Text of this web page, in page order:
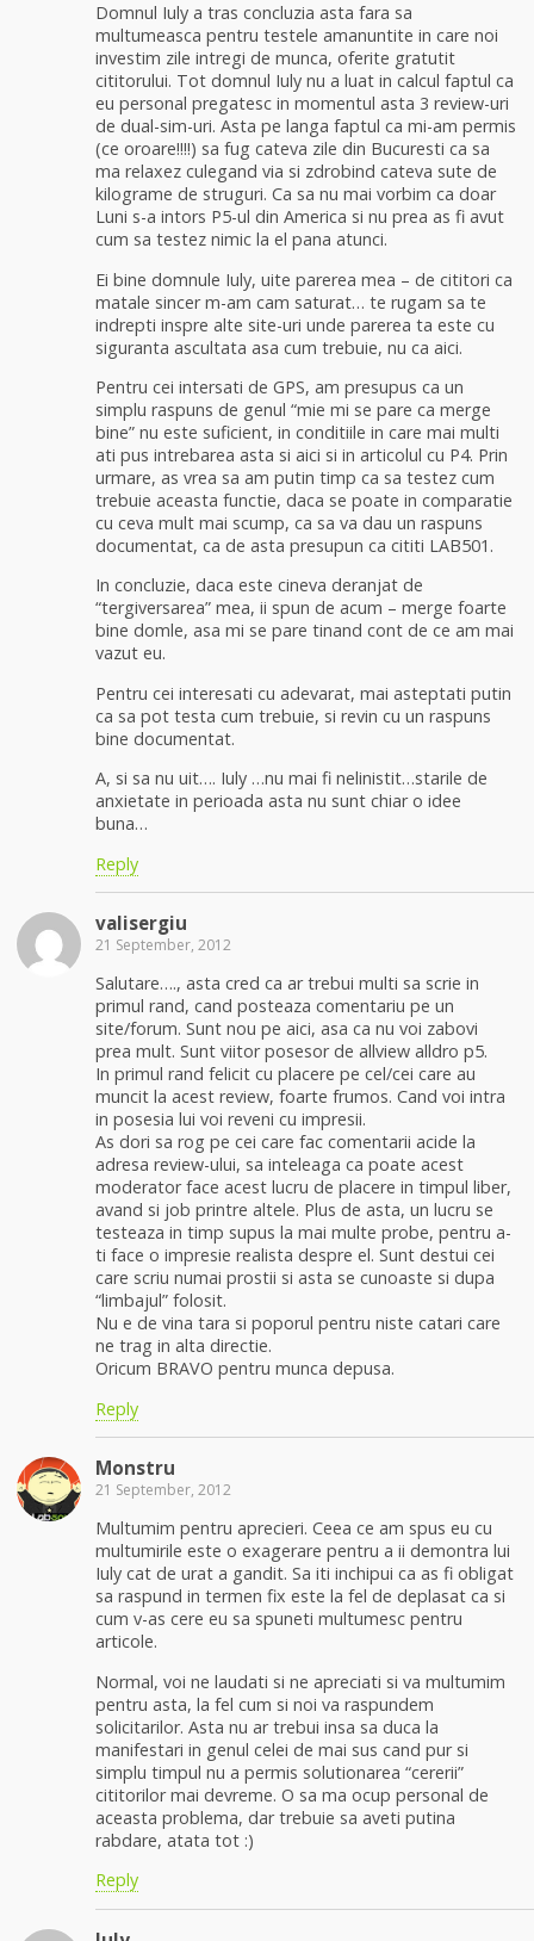
Domnul Iuly a tras concluzia asta fara sa
multumeasca pentru testele amanuntite in care noi
investim zile intregi de munca, oferite gratutit
cititorului. Tot domnul Iuly nu a luat in calcul faptul ca
eu personal pregatesc in momentul asta 3 review-uri
de dual-sim-uri. Asta pe langa faptul ca mi-am permis
(ce oroare!!!!) sa fug cateva zile din Bucuresti ca sa
ma relaxez culegand via si zdrobind cateva sute de
kilograme de struguri. Ca sa nu mai vorbim ca doar
Luni s-a intors P5-ul din America si nu prea as fi avut
cum sa testez nimic la el pana atunci.
Ei bine domnule Iuly, uite parerea mea – de cititori ca
matale sincer m-am cam saturat… te rugam sa te
indrepti inspre alte site-uri unde parerea ta este cu
siguranta ascultata asa cum trebuie, nu ca aici.
Pentru cei intersati de GPS, am presupus ca un
simplu raspuns de genul “mie mi se pare ca merge
bine” nu este suficient, in conditiile in care mai multi
ati pus intrebarea asta si aici si in articolul cu P4. Prin
urmare, as vrea sa am putin timp ca sa testez cum
trebuie aceasta functie, daca se poate in comparatie
cu ceva mult mai scump, ca sa va dau un raspuns
documentat, ca de asta presupun ca cititi LAB501.
In concluzie, daca este cineva deranjat de
“tergiversarea” mea, ii spun de acum – merge foarte
bine domle, asa mi se pare tinand cont de ce am mai
vazut eu.
Pentru cei interesati cu adevarat, mai asteptati putin
ca sa pot testa cum trebuie, si revin cu un raspuns
bine documentat.
A, si sa nu uit…. Iuly …nu mai fi nelinistit…starile de
anxietate in perioada asta nu sunt chiar o idee
buna…
Reply
valisergiu
21 September, 2012
Salutare…., asta cred ca ar trebui multi sa scrie in
primul rand, cand posteaza comentariu pe un
site/forum. Sunt nou pe aici, asa ca nu voi zabovi
prea mult. Sunt viitor posesor de allview alldro p5.
In primul rand felicit cu placere pe cel/cei care au
muncit la acest review, foarte frumos. Cand voi intra
in posesia lui voi reveni cu impresii.
As dori sa rog pe cei care fac comentarii acide la
adresa review-ului, sa inteleaga ca poate acest
moderator face acest lucru de placere in timpul liber,
avand si job printre altele. Plus de asta, un lucru se
testeaza in timp supus la mai multe probe, pentru a-
ti face o impresie realista despre el. Sunt destui cei
care scriu numai prostii si asta se cunoaste si dupa
“limbajul” folosit.
Nu e de vina tara si poporul pentru niste catari care
ne trag in alta directie.
Oricum BRAVO pentru munca depusa.
Reply
Monstru
21 September, 2012
Multumim pentru aprecieri. Ceea ce am spus eu cu
multumirile este o exagerare pentru a ii demontra lui
Iuly cat de urat a gandit. Sa iti inchipui ca as fi obligat
sa raspund in termen fix este la fel de deplasat ca si
cum v-as cere eu sa spuneti multumesc pentru
articole.
Normal, voi ne laudati si ne apreciati si va multumim
pentru asta, la fel cum si noi va raspundem
solicitarilor. Asta nu ar trebui insa sa duca la
manifestari in genul celei de mai sus cand pur si
simplu timpul nu a permis solutionarea “cererii”
cititorilor mai devreme. O sa ma ocup personal de
aceasta problema, dar trebuie sa aveti putina
rabdare, atata tot :)
Reply